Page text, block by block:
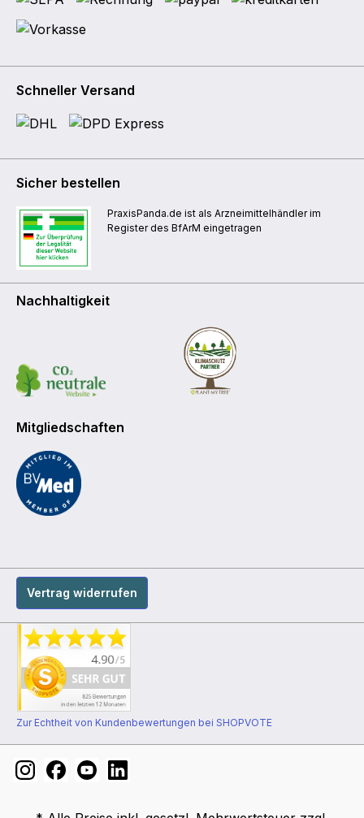
Schneller Versand
Sicher bestellen
PraxisPanda.de ist als Arzneimittelhändler im
Register des BfArM eingetragen
Nachhaltigkeit
Mitgliedschaften
Vertrag widerrufen
Zur Echtheit von Kundenbewertungen bei SHOPVOTE